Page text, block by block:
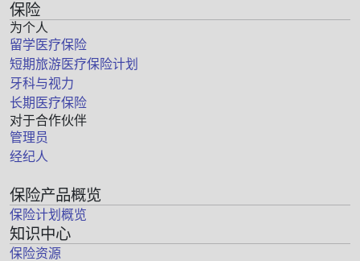
保险
为个人
留学医疗保险
短期旅游医疗保险计划
牙科与视力
长期医疗保险
对于合作伙伴
管理员
经纪人
保险产品概览
保险计划概览
知识中心
保险资源